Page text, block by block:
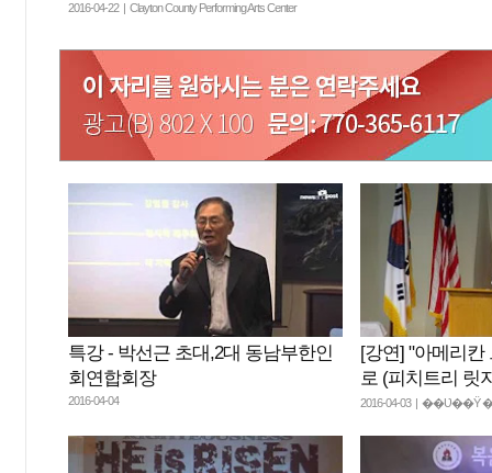
2016-04-22 | Clayton County Performing Arts Center
특강 - 박선근 초대,2대 동남부한인
회연합회장
2016-04-04
[강연] "아메리칸
로 (피치트리 릿
2016-04-03 |